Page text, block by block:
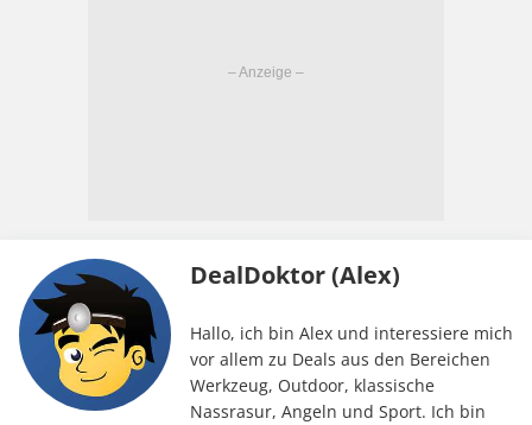
DealDoktor (Alex)
Hallo, ich bin Alex und interessiere mich
vor allem zu Deals aus den Bereichen
Werkzeug, Outdoor, klassische
Nassrasur, Angeln und Sport. Ich bin